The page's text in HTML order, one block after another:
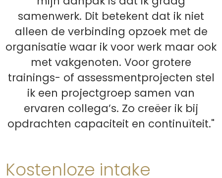
samenwerk. Dit betekent dat ik niet
alleen de verbinding opzoek met de
organisatie waar ik voor werk maar ook
met vakgenoten. Voor grotere
trainings- of assessmentprojecten stel
ik een projectgroep samen van
ervaren collega’s. Zo creëer ik bij
opdrachten capaciteit en continuïteit."
Kostenloze intake